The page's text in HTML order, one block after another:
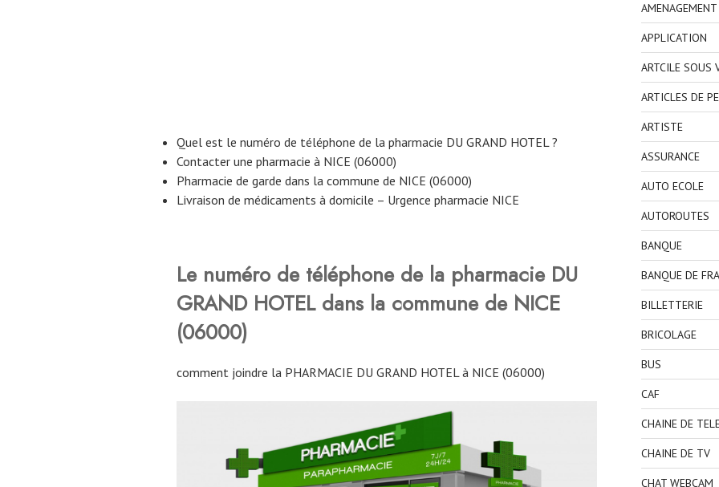
Quel est le numéro de téléphone de la pharmacie DU GRAND HOTEL ?
Contacter une pharmacie à NICE (06000)
Pharmacie de garde dans la commune de NICE (06000)
Livraison de médicaments à domicile – Urgence pharmacie NICE
Le numéro de téléphone de la pharmacie DU
GRAND HOTEL dans la commune de NICE
(06000)
comment joindre la PHARMACIE DU GRAND HOTEL à NICE (06000)
APPLICATION
ARTCILE SOUS
ARTICLES DE
ARTISTE
ASSURANCE
AUTO ECOLE
AUTOROUTES
BANQUE
BANQUE DE
BILLETTERIE
BRICOLAGE
BUS
CAF
CHAINE DE
CHAINE DE TV
CHAT WEBCAM